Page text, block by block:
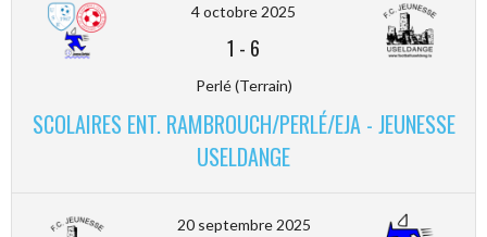
4 octobre 2025
1 - 6
Perlé (Terrain)
SCOLAIRES ENT. RAMBROUCH/PERLÉ/EJA - JEUNESSE
USELDANGE
20 septembre 2025